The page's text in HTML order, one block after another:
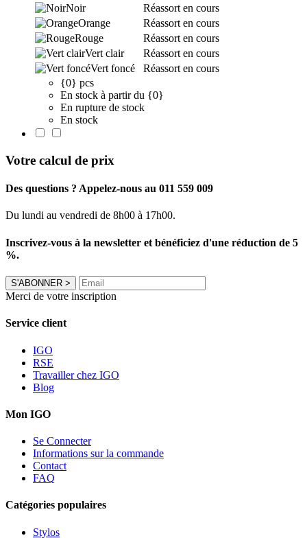
Noir
Réassort en cours
Orange
Réassort en cours
Rouge
Réassort en cours
Vert clair
Réassort en cours
Vert foncé
Réassort en cours
{0} pcs
En stock à partir du {0}
En rupture de stock
En stock
Votre calcul de prix
Des questions ? Appelez-nous au 011 559 009
Du lundi au vendredi de 8h00 à 17h00.
Inscrivez-vous à la newsletter et bénéficiez d'une réduction de 5
%.
S'ABONNER >
Merci de votre inscription
Service client
IGO
RSE
Travailler chez IGO
Blog
Mon IGO
Se Connecter
Informations sur la commande
Contact
FAQ
Catégories populaires
Stylos